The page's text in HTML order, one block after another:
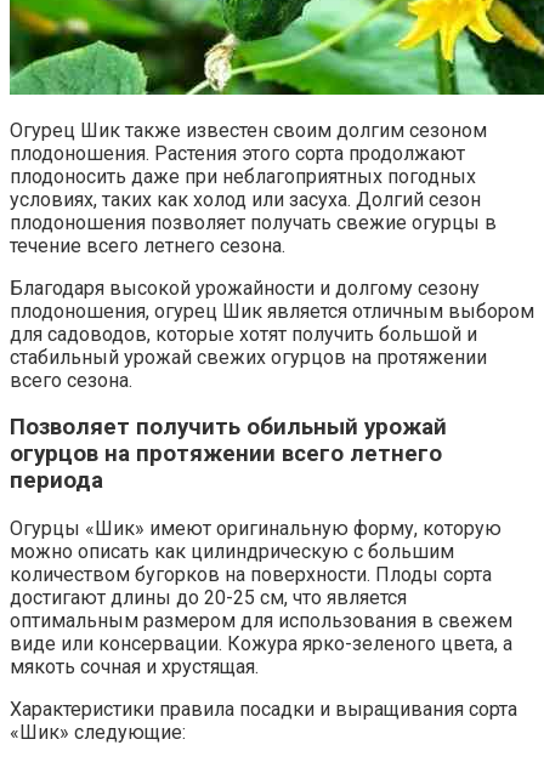
Огурец Шик также известен своим долгим сезоном
плодоношения. Растения этого сорта продолжают
плодоносить даже при неблагоприятных погодных
условиях, таких как холод или засуха. Долгий сезон
плодоношения позволяет получать свежие огурцы в
течение всего летнего сезона.
Благодаря высокой урожайности и долгому сезону
плодоношения, огурец Шик является отличным выбором
для садоводов, которые хотят получить большой и
стабильный урожай свежих огурцов на протяжении
всего сезона.
Позволяет получить обильный урожай
огурцов на протяжении всего летнего
периода
Огурцы «Шик» имеют оригинальную форму, которую
можно описать как цилиндрическую с большим
количеством бугорков на поверхности. Плоды сорта
достигают длины до 20-25 см, что является
оптимальным размером для использования в свежем
виде или консервации. Кожура ярко-зеленого цвета, а
мякоть сочная и хрустящая.
Характеристики правила посадки и выращивания сорта
«Шик» следующие: